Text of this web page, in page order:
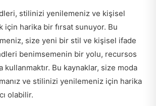
stilinizi yenilemeniz ve kişisel
için harika bir fırsat sunuyor. Bu
size yeni bir stil ve kişisel ifade
benimsemenin bir yolu, recursos
kullanmaktır. Bu kaynaklar, size moda
ve stilinizi yenilemeniz için harika
olabilir.